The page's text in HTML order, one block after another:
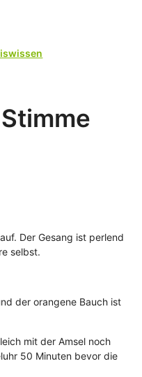
Der Gesang ist perlend
selbst.
der orangene Bauch ist
mit der Amsel noch
50 Minuten bevor die